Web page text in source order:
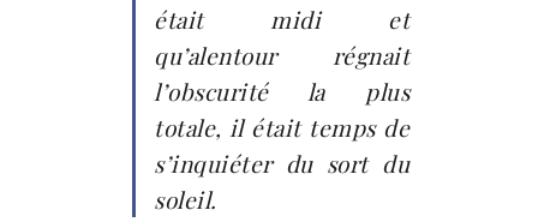
était midi et
qu’alentour régnait
l’obscurité la plus
totale, il était temps de
s’inquiéter du sort du
soleil.